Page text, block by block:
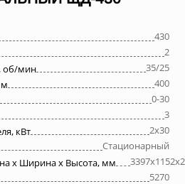
430
2
об/мин
35/25
400
0-30
3
кВт
2х30
Стационарный
х Ширина х Высота, мм
5270